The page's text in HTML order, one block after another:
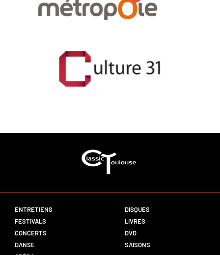
ENTRETIENS
FESTIVALS
CONCERTS
DANSE
DISQUES
LIVRES
DVD
SAISONS